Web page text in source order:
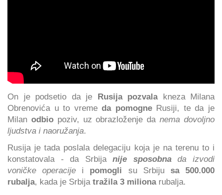
On je podsetio da je Rusija pozvalakneza Milana
Obrenovića u to vremeda pomogneRusiji, te da je
Milan odbiopoziv, uz obrazloženje danema dovoljno
ljudstva i naoružanja.
Rusija je tada poslala delegaciju koja je na terenu to i
konstatovala - da Srbijanije sposobnada izvodi
voničke operacije i pomogli su Srbijusa 500.000
rubalja, kada je Srbija tražila 3 milionarubalja.